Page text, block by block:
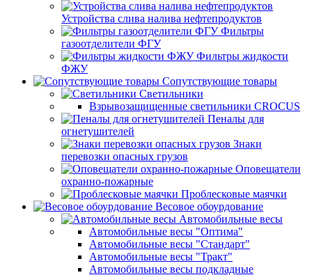
Устройства слива налива нефтепродуктов
Фильтры
газоотделители ФГУ
Фильтры жидкости
ФЖУ
Сопутствующие товары
Светильники
Взрывозащищенные светильники CROCUS
Пеналы для
огнетушителей
Знаки
перевозки опасных грузов
Оповещатели
охранно-пожарные
Проблесковые маячки
Весовое обоурдование
Автомобильные весы
Автомобильные весы "Оптима"
Автомобильные весы "Стандарт"
Автомобильные весы "Тракт"
Автомобильные весы подкладные